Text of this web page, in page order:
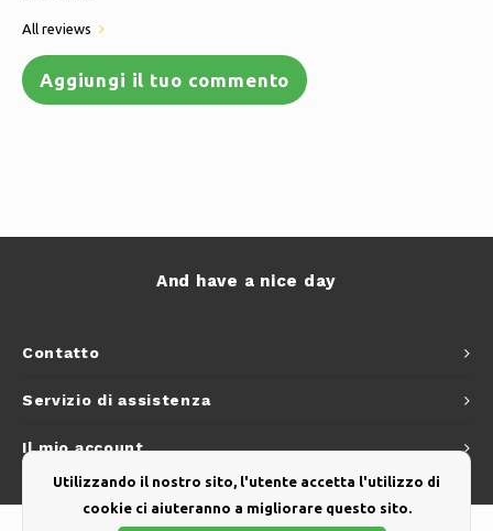
All reviews
Aggiungi il tuo commento
Contatto
And have a nice day
Servizio di assistenza
Il mio account
Utilizzando il nostro sito, l'utente accetta l'utilizzo di
cookie ci aiuteranno a migliorare questo sito.